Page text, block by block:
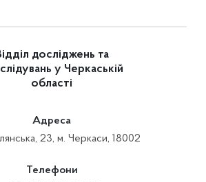
досліджень та
у Черкаській
області
Адреса
23, м. Черкаси, 18002
Телефони